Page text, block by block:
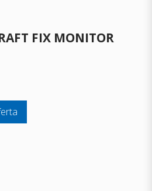
FIX MONITOR